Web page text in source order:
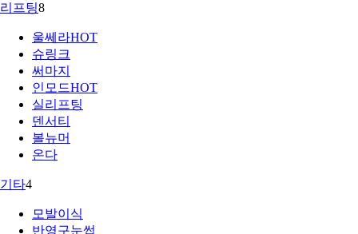
리프팅8
울쎄라HOT
슈링크
써마지
인모드HOT
실리프팅
덴서티
볼뉴머
온다
기타4
모발이식
반영구눈썹